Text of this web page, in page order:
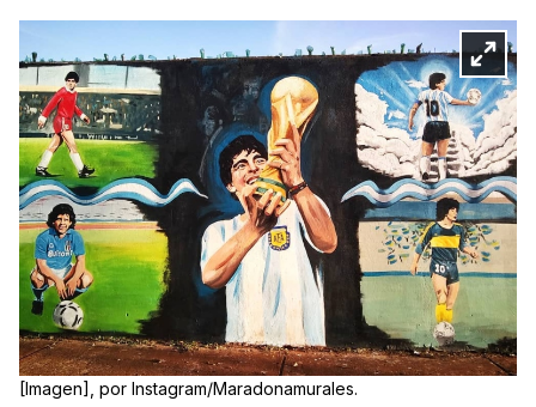
[Imagen], por Instagram/Maradonamurales.